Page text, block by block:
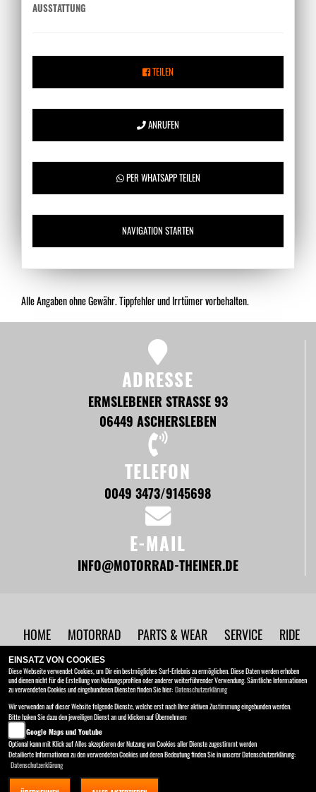
AUSSTATTUNG
TEILEN
ANRUFEN
PER WHATSAPP TEILEN
NAVIGATION STARTEN
Alle Angaben ohne Gewähr. Tippfehler und Irrtümer vorbehalten.
ADRESSE
ERMSLEBENER STRASSE 93
06449 ASCHERSLEBEN
TELEFON
0049 3473/9145698
E-MAIL
INFO@MOTORRAD-THEINER.DE
HOME MOTORRAD PARTS & WEAR SERVICE
RIDE
ORANGE
UNTERNEHMEN NEWS
Motorrad Theiner
Ermslebener Strasse 93 , 06449 Aschersleben
Kontakt AGB
Impressum
EINSATZ VON COOKIES
Diese Webseite verwendet Cookies, um Dir ein bestmögliches Surf-Erlebnis zu ermöglichen. Diese Daten werden erhoben
und dienen nicht für die Erstellung von Nutzungsprofilen oder anderer weiterführender Verwendung. Sämtliche Informationen
zu verwendeten Cookies und eingebundenen Diensten finden Sie hier: Datenschutzerklärung
Wir verwenden auf dieser Website folgende Dienste, welche erst nach Ihrer aktiven Zustimmung eingebunden werden.
Bitte haken Sie dazu den jeweiligen Dienst an und klicken auf Übernehmen:
Google Maps und Youtube
Optional kann mit Klick auf Alles akzeptieren der Nutzung von Cookies aller Dienste zugestimmt werden
Detailierte Informationen zu den verwendeten Cookies und deren Bedeutung finden Sie in unserer Datenschutzerklärung:
Datenschutzerklärung